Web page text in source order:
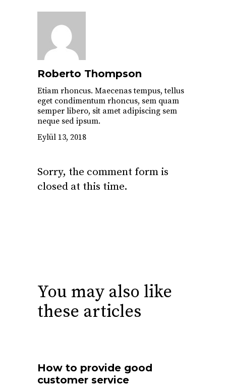
Roberto Thompson
Etiam rhoncus. Maecenas tempus, tellus
eget condimentum rhoncus, sem quam
semper libero, sit amet adipiscing sem
neque sed ipsum.
Eylül 13, 2018
Sorry, the comment form is
closed at this time.
You may also like
these articles
How to provide good
customer service